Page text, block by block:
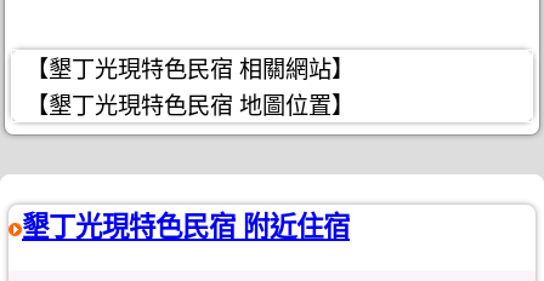
【墾丁光現特色民宿 相關網站】
【墾丁光現特色民宿 地圖位置】
墾丁光現特色民宿 附近住宿